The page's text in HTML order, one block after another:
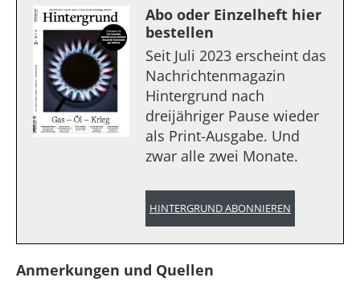
Abo oder Einzelheft hier
bestellen
Seit Juli 2023 erscheint das
Nachrichtenmagazin
Hintergrund nach
dreijähriger Pause wieder
als Print-Ausgabe. Und
zwar alle zwei Monate.
HINTERGRUND ABONNIEREN
Anmerkungen und Quellen